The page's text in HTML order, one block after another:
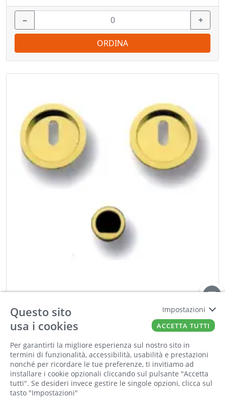
− +
ORDINA
Kit scorrimento tondo foro PATENT cromato
satinato
Cod Tec:DF.0717003
− +
Questo sito
usa i cookies
Per garantirti la migliore esperienza sul nostro sito in
termini di funzionalità, accessibilità, usabilità e prestazioni
nonché per ricordare le tue preferenze, ti invitiamo ad
installare i cookie opzionali cliccando sul pulsante "Accetta
tutti". Se desideri invece gestire le singole opzioni, clicca sul
tasto "Impostazioni"
Impostazioni
ACCETTA TUTTI